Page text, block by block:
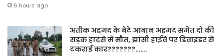
6 hours ago
अतीक अहमद के बेटे आबान अहमद समेत दो की
सड़क हादसे में मौत, झांसी हाईवे पर डिवाइडर से
टकराई कार???????…….